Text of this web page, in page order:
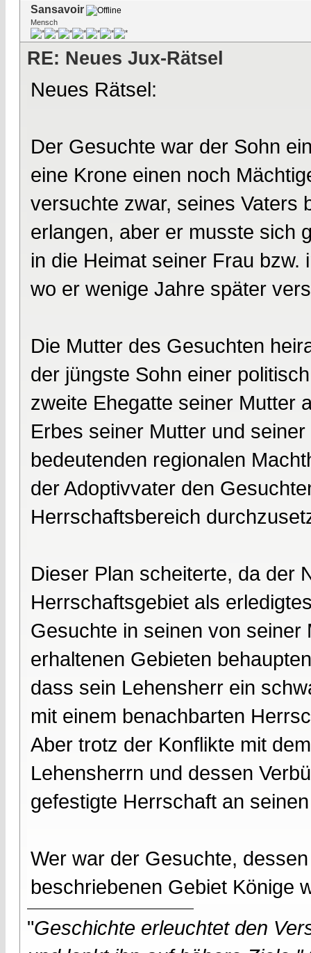
Sansavoir
Mensch
RE: Neues Jux-Rätsel
Neues Rätsel:
Der Gesuchte war der Sohn
eine Krone einen noch
versuchte zwar, seines Vaters
erlangen, aber er musste sich
in die Heimat seiner Frau
wo er wenige Jahre später
Die Mutter des Gesuchten
der jüngste Sohn einer
zweite Ehegatte seiner Mutter
Erbes seiner Mutter und
bedeutenden regionalen
der Adoptivvater den
Herrschaftsbereich
Dieser Plan scheiterte, da der
Herrschaftsgebiet als
Gesuchte in seinen von
erhaltenen Gebieten
dass sein Lehensherr ein
mit einem benachbarten
Aber trotz der Konflikte mit
Lehensherrn und dessen
gefestigte Herrschaft an
Wer war der Gesuchte,
beschriebenen Gebiet Könige
"Geschichte erleuchtet den